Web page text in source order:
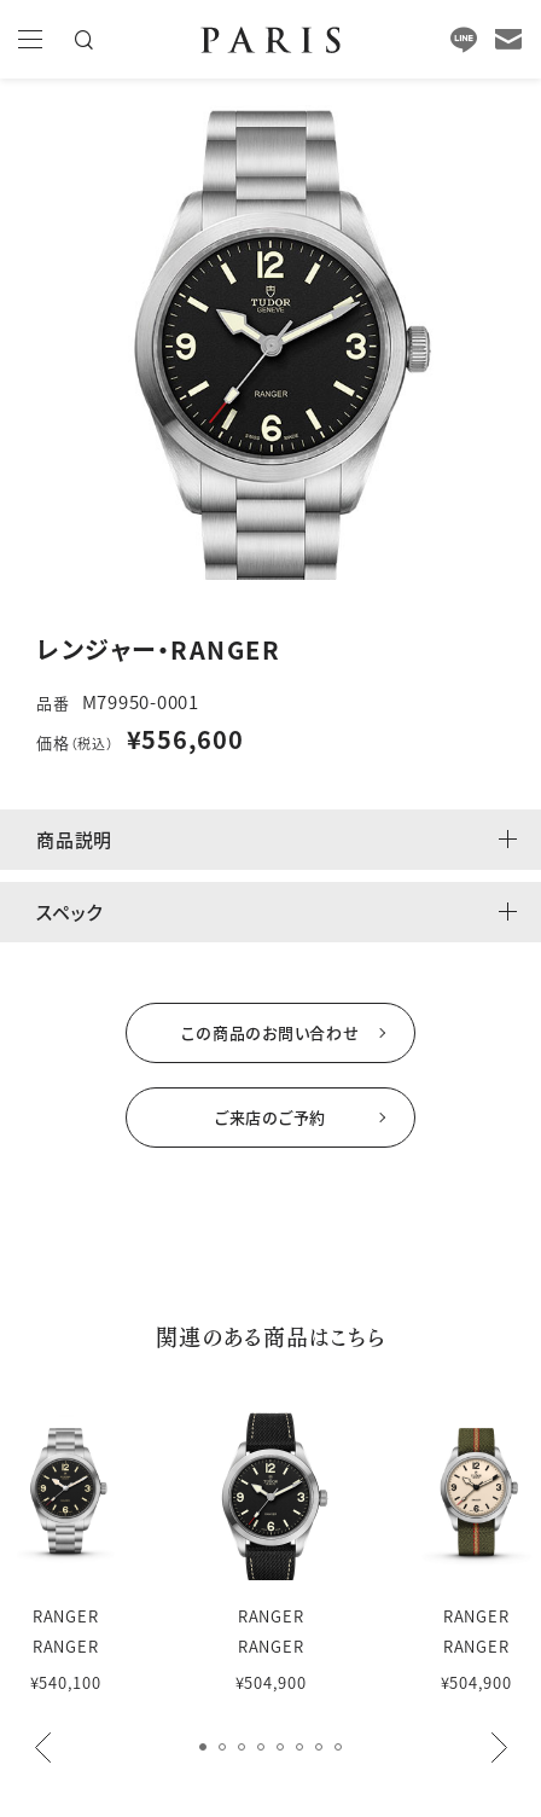
レンジャー・RANGER
品番 M79950-0001
価格（税込） ¥556,600
商品説明
スペック
この商品のお問い合わせ
ご来店のご予約
関連のある商品はこちら
RANGER
RANGER
¥540,100
RANGER
RANGER
¥504,900
RANGER
RANGER
¥504,900